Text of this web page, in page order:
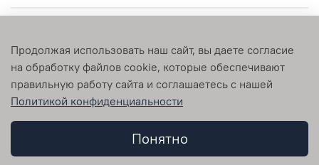
© 2009-2026 vipnabor.ru Любое использование контента без
письменного разрешения запрещено
Продолжая использовать наш сайт, вы даете согласие
на обработку файлов cookie, которые обеспечивают
правильную работу сайта и соглашаетесь с нашей
Политикой конфиденциальности
Понятно